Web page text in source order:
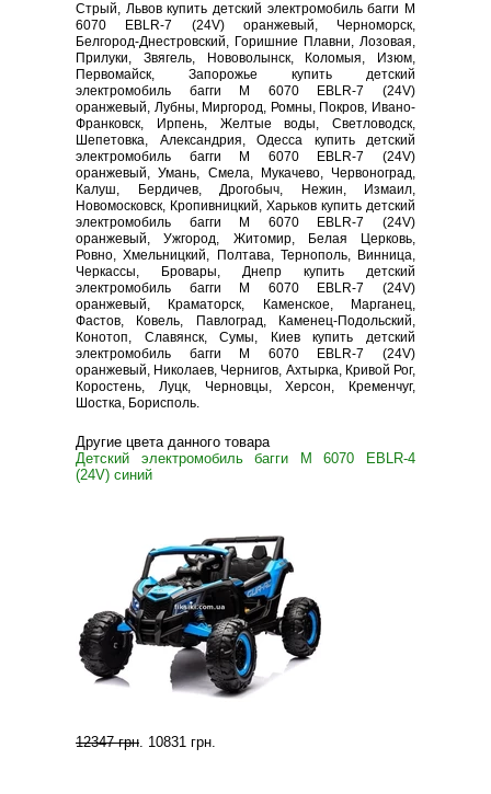
Стрый, Львов купить детский электромобиль багги M
6070 EBLR-7 (24V) оранжевый, Черноморск,
Белгород-Днестровский, Горишние Плавни, Лозовая,
Прилуки, Звягель, Нововолынск, Коломыя, Изюм,
Первомайск, Запорожье купить детский
электромобиль багги M 6070 EBLR-7 (24V)
оранжевый, Лубны, Миргород, Ромны, Покров, Ивано-
Франковск, Ирпень, Желтые воды, Светловодск,
Шепетовка, Александрия, Одесса купить детский
электромобиль багги M 6070 EBLR-7 (24V)
оранжевый, Умань, Смела, Мукачево, Червоноград,
Калуш, Бердичев, Дрогобыч, Нежин, Измаил,
Новомосковск, Кропивницкий, Харьков купить детский
электромобиль багги M 6070 EBLR-7 (24V)
оранжевый, Ужгород, Житомир, Белая Церковь,
Ровно, Хмельницкий, Полтава, Тернополь, Винница,
Черкассы, Бровары, Днепр купить детский
электромобиль багги M 6070 EBLR-7 (24V)
оранжевый, Краматорск, Каменское, Марганец,
Фастов, Ковель, Павлоград, Каменец-Подольский,
Конотоп, Славянск, Сумы, Киев купить детский
электромобиль багги M 6070 EBLR-7 (24V)
оранжевый, Николаев, Чернигов, Ахтырка, Кривой Рог,
Коростень, Луцк, Черновцы, Херсон, Кременчуг,
Шостка, Борисполь.
Другие цвета данного товара
Детский электромобиль багги M 6070 EBLR-4
(24V) синий
12347 грн. 10831 грн.